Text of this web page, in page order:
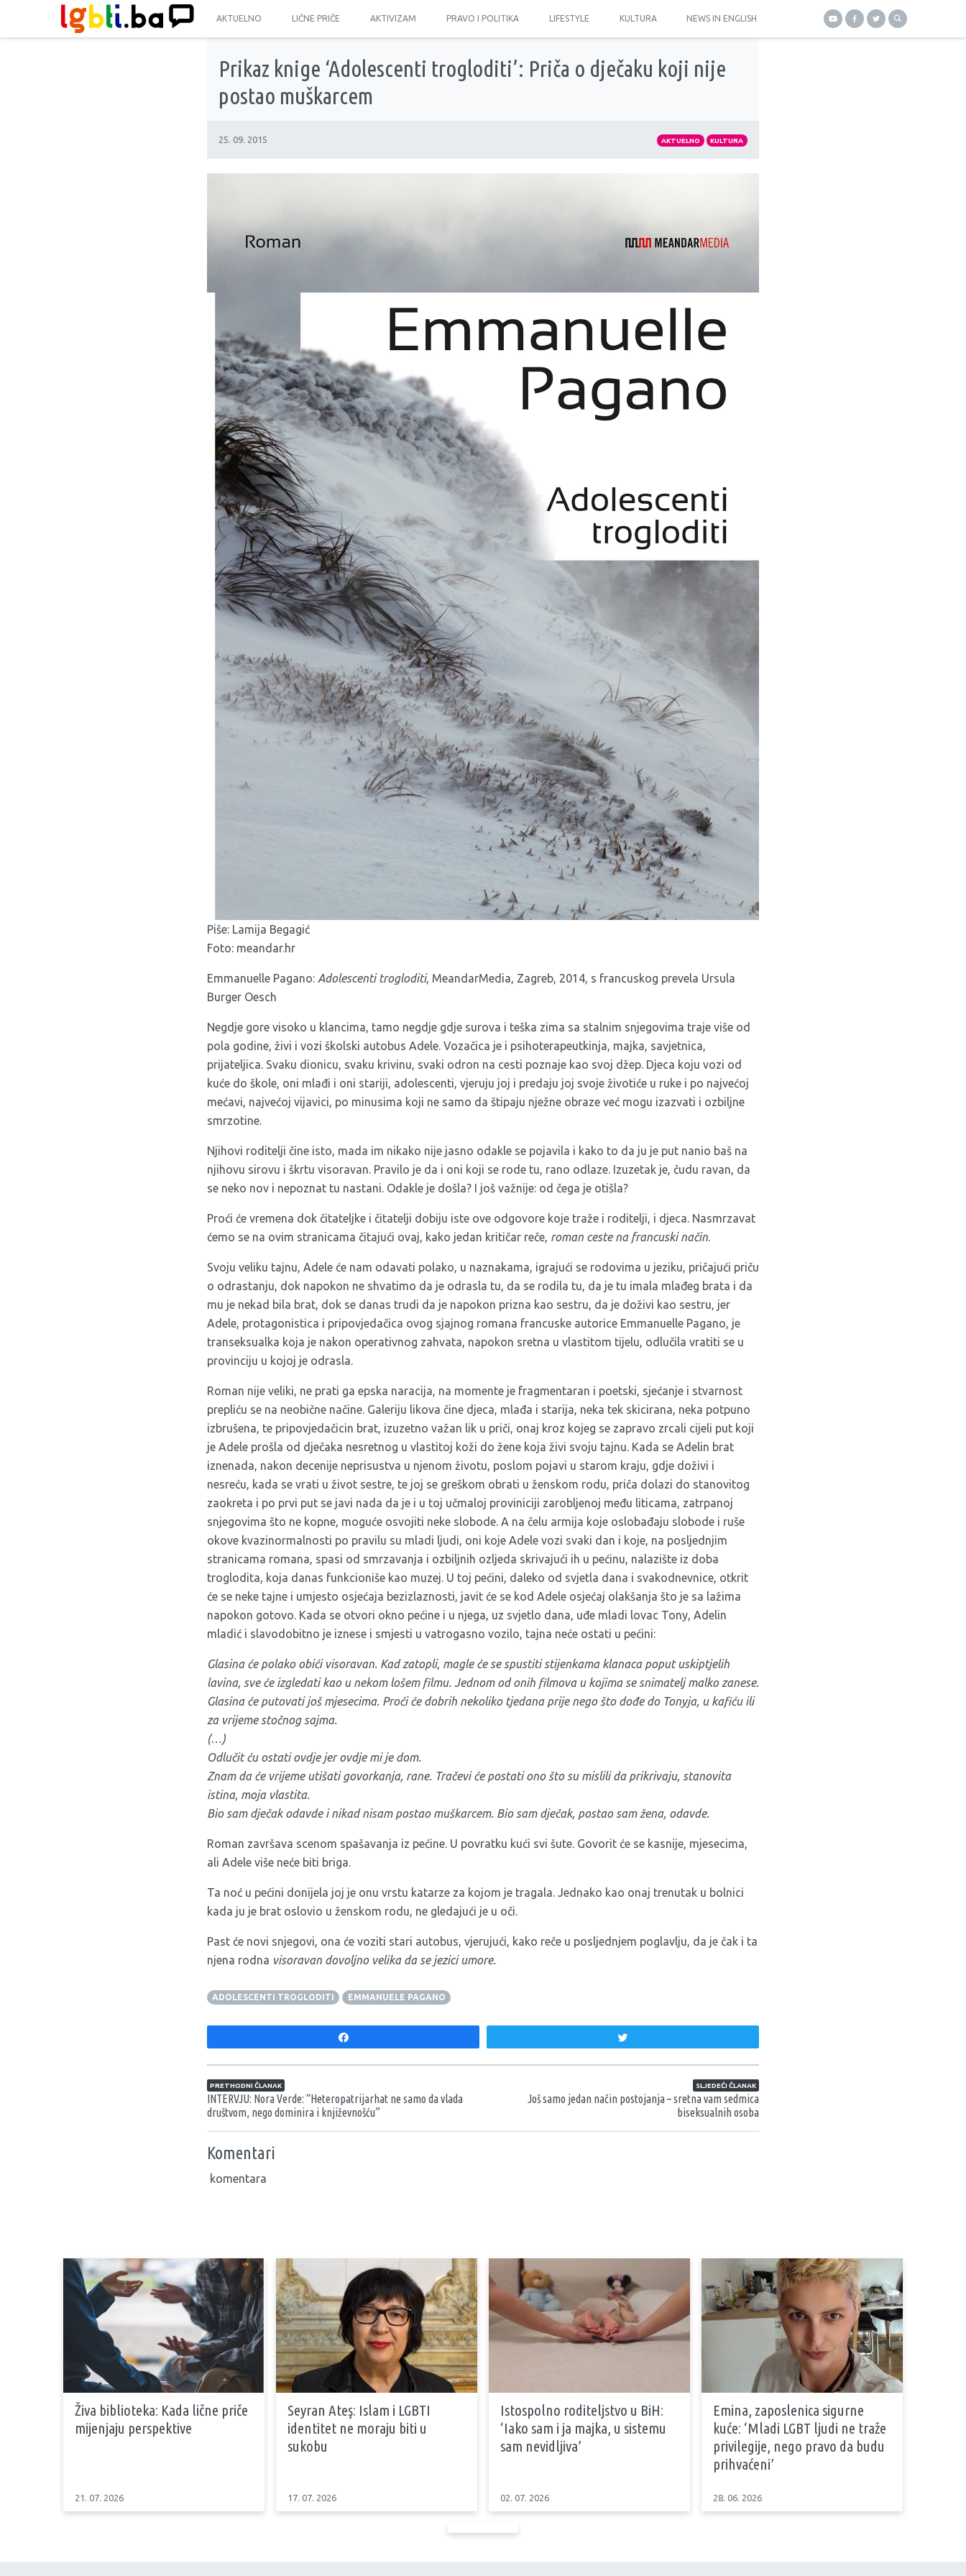
AKTUELNO LIČNE PRIČE AKTIVIZAM PRAVO I POLITIKA LIFESTYLE KULTURA NEWS IN ENGLISH
Prikaz knige ‘Adolescenti trogloditi’: Priča o dječaku koji nije
postao muškarcem
25. 09. 2015 AKTUELNO KULTURA
Piše: Lamija Begagić
Foto: meandar.hr
Emmanuelle Pagano: Adolescenti trogloditi, MeandarMedia, Zagreb, 2014, s francuskog prevela Ursula
Burger Oesch
Negdje gore visoko u klancima, tamo negdje gdje surova i teška zima sa stalnim snjegovima traje više od
pola godine, živi i vozi školski autobus Adele. Vozačica je i psihoterapeutkinja, majka, savjetnica,
prijateljica. Svaku dionicu, svaku krivinu, svaki odron na cesti poznaje kao svoj džep. Djeca koju vozi od
kuće do škole, oni mlađi i oni stariji, adolescenti, vjeruju joj i predaju joj svoje životiće u ruke i po najvećoj
mećavi, najvećoj vijavici, po minusima koji ne samo da štipaju nježne obraze već mogu izazvati i ozbiljne
smrzotine.
Njihovi roditelji čine isto, mada im nikako nije jasno odakle se pojavila i kako to da ju je put nanio baš na
njihovu sirovu i škrtu visoravan. Pravilo je da i oni koji se rode tu, rano odlaze. Izuzetak je, čudu ravan, da
se neko nov i nepoznat tu nastani. Odakle je došla? I još važnije: od čega je otišla?
Proći će vremena dok čitateljke i čitatelji dobiju iste ove odgovore koje traže i roditelji, i djeca. Nasmrzavat
ćemo se na ovim stranicama čitajući ovaj, kako jedan kritičar reče, roman ceste na francuski način.
Svoju veliku tajnu, Adele će nam odavati polako, u naznakama, igrajući se rodovima u jeziku, pričajući priču
o odrastanju, dok napokon ne shvatimo da je odrasla tu, da se rodila tu, da je tu imala mlađeg brata i da
mu je nekad bila brat, dok se danas trudi da je napokon prizna kao sestru, da je doživi kao sestru, jer
Adele, protagonistica i pripovjedačica ovog sjajnog romana francuske autorice Emmanuelle Pagano, je
transeksualka koja je nakon operativnog zahvata, napokon sretna u vlastitom tijelu, odlučila vratiti se u
provinciju u kojoj je odrasla.
Roman nije veliki, ne prati ga epska naracija, na momente je fragmentaran i poetski, sjećanje i stvarnost
prepliću se na neobične načine. Galeriju likova čine djeca, mlađa i starija, neka tek skicirana, neka potpuno
izbrušena, te pripovjedačicin brat, izuzetno važan lik u priči, onaj kroz kojeg se zapravo zrcali cijeli put koji
je Adele prošla od dječaka nesretnog u vlastitoj koži do žene koja živi svoju tajnu. Kada se Adelin brat
iznenada, nakon decenije neprisustva u njenom životu, poslom pojavi u starom kraju, gdje doživi i
nesreću, kada se vrati u život sestre, te joj se greškom obrati u ženskom rodu, priča dolazi do stanovitog
zaokreta i po prvi put se javi nada da je i u toj učmaloj proviniciji zarobljenoj među liticama, zatrpanoj
snjegovima što ne kopne, moguće osvojiti neke slobode. A na čelu armija koje oslobađaju slobode i ruše
okove kvazinormalnosti po pravilu su mladi ljudi, oni koje Adele vozi svaki dan i koje, na posljednjim
stranicama romana, spasi od smrzavanja i ozbiljnih ozljeda skrivajući ih u pećinu, nalazište iz doba
troglodita, koja danas funkcioniše kao muzej. U toj pećini, daleko od svjetla dana i svakodnevnice, otkrit
će se neke tajne i umjesto osjećaja bezizlaznosti, javit će se kod Adele osjećaj olakšanja što je sa lažima
napokon gotovo. Kada se otvori okno pećine i u njega, uz svjetlo dana, uđe mladi lovac Tony, Adelin
mladić i slavodobitno je iznese i smjesti u vatrogasno vozilo, tajna neće ostati u pećini:
Glasina će polako obići visoravan. Kad zatopli, magle će se spustiti stijenkama klanaca poput uskiptjelih
lavina, sve će izgledati kao u nekom lošem filmu. Jednom od onih filmova u kojima se snimatelj malko zanese.
Glasina će putovati još mjesecima. Proći će dobrih nekoliko tjedana prije nego što dođe do Tonyja, u kafiću ili
za vrijeme stočnog sajma.
(…)
Odlučit ću ostati ovdje jer ovdje mi je dom.
Znam da će vrijeme utišati govorkanja, rane. Tračevi će postati ono što su mislili da prikrivaju, stanovita
istina, moja vlastita.
Bio sam dječak odavde i nikad nisam postao muškarcem. Bio sam dječak, postao sam žena, odavde.
Roman završava scenom spašavanja iz pećine. U povratku kući svi šute. Govorit će se kasnije, mjesecima,
ali Adele više neće biti briga.
Ta noć u pećini donijela joj je onu vrstu katarze za kojom je tragala. Jednako kao onaj trenutak u bolnici
kada ju je brat oslovio u ženskom rodu, ne gledajući je u oči.
Past će novi snjegovi, ona će voziti stari autobus, vjerujući, kako reče u posljednjem poglavlju, da je čak i ta
njena rodna visoravan dovoljno velika da se jezici umore.
ADOLESCENTI TROGLODITI EMMANUELE PAGANO
Navigacija članaka
PRETHODNI ČLANAK
INTERVJU: Nora Verde: “Heteropatrijarhat ne samo da vlada
društvom, nego dominira i književnošću”
SLJEDEĆI ČLANAK
Još samo jedan način postojanja – sretna vam sedmica
biseksualnih osoba
Komentari
komentara
Živa biblioteka: Kada lične priče
mijenjaju perspektive
21. 07. 2026
Seyran Ateş: Islam i LGBTI
identitet ne moraju biti u
sukobu
17. 07. 2026
Istospolno roditeljstvo u BiH:
‘Iako sam i ja majka, u sistemu
sam nevidljiva’
02. 07. 2026
Emina, zaposlenica sigurne
kuće: ‘Mladi LGBT ljudi ne traže
privilegije, nego pravo da budu
prihvaćeni’
28. 06. 2026